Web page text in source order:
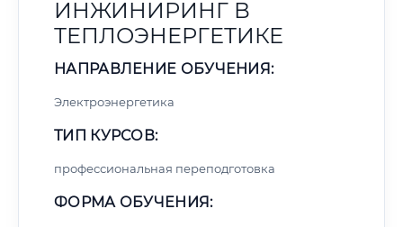
ИНЖИНИРИНГ В
ТЕПЛОЭНЕРГЕТИКЕ
НАПРАВЛЕНИЕ ОБУЧЕНИЯ:
Электроэнергетика
ТИП КУРСОВ:
профессиональная переподготовка
ФОРМА ОБУЧЕНИЯ: